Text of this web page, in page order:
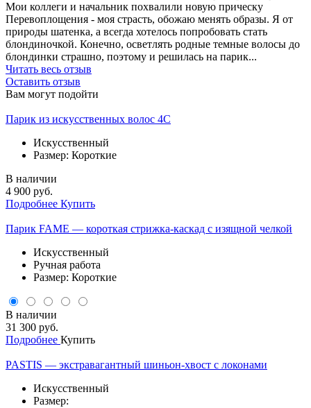
Мои коллеги и начальник похвалили новую прическу
Перевоплощения - моя страсть, обожаю менять образы. Я от
природы шатенка, а всегда хотелось попробовать стать
блондиночкой. Конечно, осветлять родные темные волосы до
блондинки страшно, поэтому и решилась на парик...
Читать весь отзыв
Оставить отзыв
Вам могут подойти
Парик из искусственных волос 4C
Искусственный
Размер: Короткие
В наличии
4 900 руб.
Подробнее Купить
Парик FAME — короткая стрижка-каскад с изящной челкой
Искусственный
Ручная работа
Размер: Короткие
В наличии
31 300 руб.
Подробнее Купить
PASTIS — экстравагантный шиньон-хвост с локонами
Искусственный
Размер: